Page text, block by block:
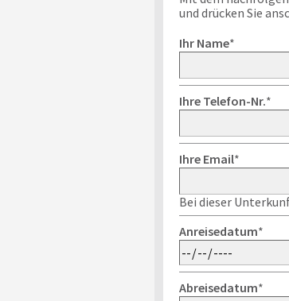
und drücken Sie
Ihr Name*
Ihre Telefon-Nr.*
Ihre Email*
Bei dieser
Anreisedatum*
Abreisedatum*